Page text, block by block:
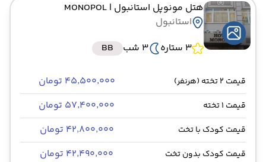
هتل مونوپل استانبول | MONOPOL
استانبول
3 ستاره
3 شب BB
قیمت 2 تخته (هرنفر) ۴۵٬۵۰۰٬۰۰۰ تومان
قیمت 1 تخته ۵۷٬۴۰۰٬۰۰۰ تومان
قیمت کودک با تخت ۴۲٬۸۰۰٬۰۰۰ تومان
قیمت کودک بدون تخت ۴۲٬۴۹۰٬۰۰۰ تومان